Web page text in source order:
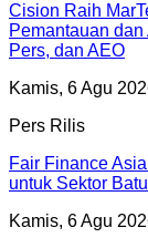
Cision Raih
Pemantauan
Pers, dan AEO
Kamis, 6 Agu
Pers Rilis
Fair Finance
untuk Sektor
Kamis, 6 Agu